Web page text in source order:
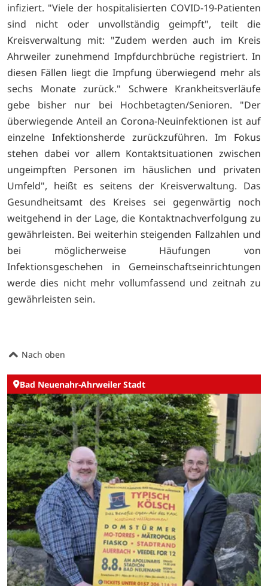
infiziert. "Viele der hospitalisierten COVID-19-Patienten
sind nicht oder unvollständig geimpft", teilt die
Kreisverwaltung mit: "Zudem werden auch im Kreis
Ahrweiler zunehmend Impfdurchbrüche registriert. In
diesen Fällen liegt die Impfung überwiegend mehr als
sechs Monate zurück." Schwere Krankheitsverläufe
gebe bisher nur bei Hochbetagten/Senioren. "Der
überwiegende Anteil an Corona-Neuinfektionen ist auf
einzelne Infektionsherde zurückzuführen. Im Fokus
stehen dabei vor allem Kontaktsituationen zwischen
ungeimpften Personen im häuslichen und privaten
Umfeld", heißt es seitens der Kreisverwaltung. Das
Gesundheitsamt des Kreises sei gegenwärtig noch
weitgehend in der Lage, die Kontaktnachverfolgung zu
gewährleisten. Bei weiterhin steigenden Fallzahlen und
bei möglicherweise Häufungen von
Infektionsgeschehen in Gemeinschaftseinrichtungen
werde dies nicht mehr vollumfassend und zeitnah zu
gewährleisten sein.
Nach oben
Bad Neuenahr-Ahrweiler Stadt